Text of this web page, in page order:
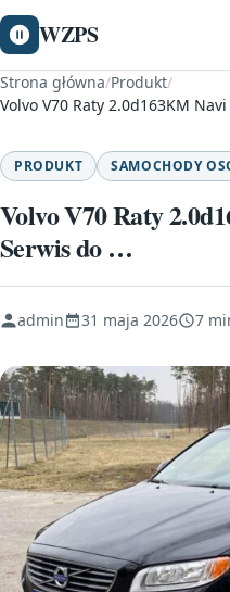
WZPS
Strona główna/Produkt/
Volvo V70 Raty 2.0d163KM
PRODUKT SAMOCHODY
Volvo V70 Raty
Serwis do …
admin 31 maja 2026 7